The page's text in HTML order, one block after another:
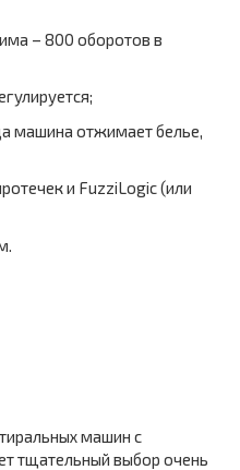
– 800 оборотов в
машина отжимает белье,
и FuzziLogic (или
машин с
тщательный выбор очень